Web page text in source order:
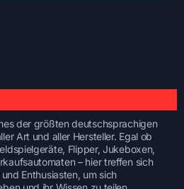
der größten deutschsprachigen
Art und aller Hersteller. Egal ob
Flipper, Jukeboxen,
– hier treffen sich
Enthusiasten, um sich